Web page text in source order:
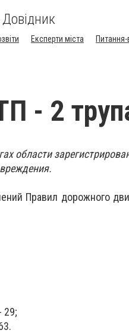
Довідник
Експерти міста Питання-
- 2
области
Правил дорожного
29;